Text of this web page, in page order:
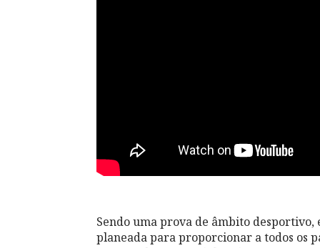
Sendo uma prova de âmbito
planeada para proporcionar a todos os